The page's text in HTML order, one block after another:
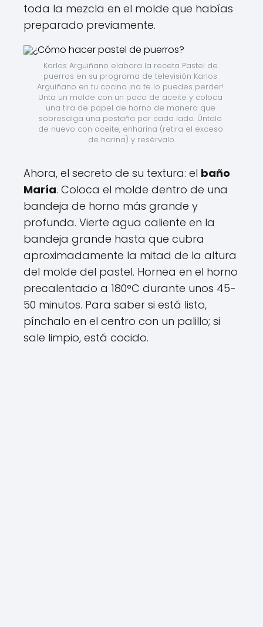
toda la mezcla en el molde que habías
preparado previamente.
Karlos Arguiñano elabora la receta Pastel de
puerros en su programa de televisión Karlos
Arguiñano en tu cocina ¡no te lo puedes perder!
Unta un molde con un poco de aceite y coloca
una tira de papel de horno de manera que
sobresalga una pestaña por cada lado. Úntalo
de nuevo con aceite, enharina (retira el exceso
de harina) y resérvalo.
Ahora, el secreto de su textura: el baño
María. Coloca el molde dentro de una
bandeja de horno más grande y
profunda. Vierte agua caliente en la
bandeja grande hasta que cubra
aproximadamente la mitad de la altura
del molde del pastel. Hornea en el horno
precalentado a 180°C durante unos 45-
50 minutos. Para saber si está listo,
pínchalo en el centro con un palillo; si
sale limpio, está cocido.